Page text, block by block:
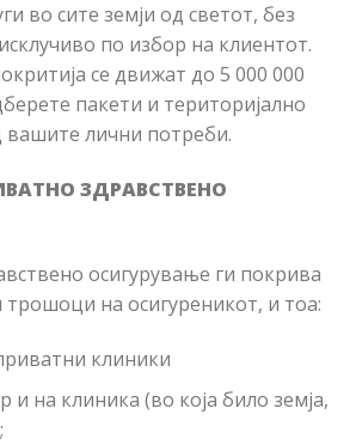
во сите земји од светот, без
по избор на клиентот.
се движат до 5 000 000
пакети и територијално
вашите лични потреби.
ЗДРАВСТВЕНО
осигурување ги покрива
на осигуреникот, и тоа:
клиники
и на клиника (во која било земја,